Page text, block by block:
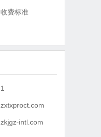
收费标准
1
zxtxproct.com
zkjgz-intl.com